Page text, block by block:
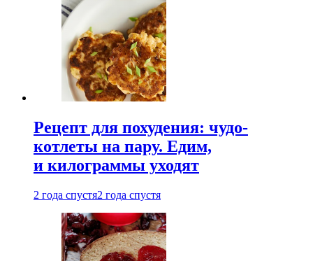
Рецепт для похудения: чудо-
котлеты на пару. Едим,
и килограммы уходят
2 года спустя2 года спустя